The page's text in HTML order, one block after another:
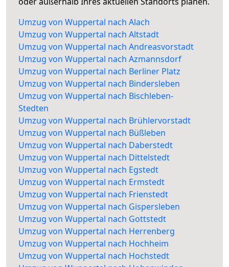
Umzug von Wuppertal nach Alach
Umzug von Wuppertal nach Altstadt
Umzug von Wuppertal nach Andreasvorstadt
Umzug von Wuppertal nach Azmannsdorf
Umzug von Wuppertal nach Berliner Platz
Umzug von Wuppertal nach Bindersleben
Umzug von Wuppertal nach Bischleben-
Stedten
Umzug von Wuppertal nach Brühlervorstadt
Umzug von Wuppertal nach Büßleben
Umzug von Wuppertal nach Daberstedt
Umzug von Wuppertal nach Dittelstedt
Umzug von Wuppertal nach Egstedt
Umzug von Wuppertal nach Ermstedt
Umzug von Wuppertal nach Frienstedt
Umzug von Wuppertal nach Gispersleben
Umzug von Wuppertal nach Gottstedt
Umzug von Wuppertal nach Herrenberg
Umzug von Wuppertal nach Hochheim
Umzug von Wuppertal nach Hochstedt